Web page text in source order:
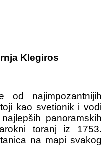
Klegiros
od najimpozantnijih
kao svetionik i vodi
panoramskih
toranj iz 1753.
na mapi svakog